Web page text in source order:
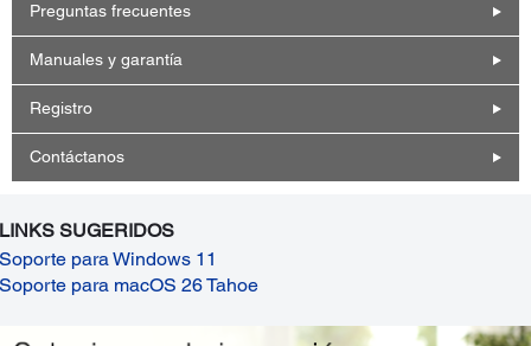
Preguntas frecuentes
Manuales y garantía
Registro
Contáctanos
LINKS SUGERIDOS
Soporte para Windows 11
Soporte para macOS 26 Tahoe